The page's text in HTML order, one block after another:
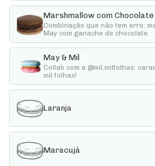
Marshmallow com Chocolate
Combinação que não tem erro:
May com ganache de chocolate.
May & Mil
Collab com a @mil.milfolhas:
mil folhas!
Laranja
Maracujá